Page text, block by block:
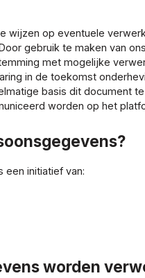
wijzen op eventuele
gebruik te maken van
met mogelijke
in de toekomst
basis dit document
worden op het
een initiatief van:
worden